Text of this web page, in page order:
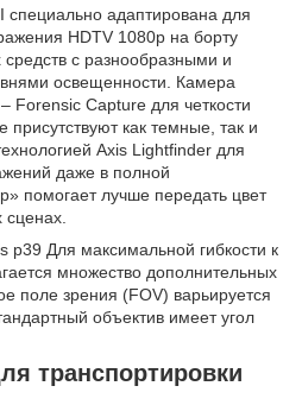
адаптирована для
HDTV 1080p на борту
с разнообразными и
освещенности. Камера
Forensic Capture для четкости
присутствуют как темные, так и
Axis Lightfinder для
даже в полной
помогает лучше передать цвет
сценах.
Для максимальной гибкости к
множество дополнительных
поле зрения (FOV) варьируется
объектив имеет угол
транспортировки